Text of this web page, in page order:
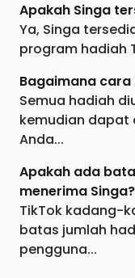
Apakah Singa
Ya, Singa
program hadiah
Bagaimana cara
Semua hadiah
kemudian dapat
Anda...
Apakah ada
menerima Singa?
TikTok kadang-
batas jumlah
pengguna...